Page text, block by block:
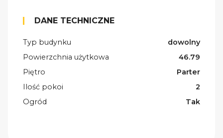
DANE TECHNICZNE
Typ budynku
dowolny
Powierzchnia użytkowa
46.79
Piętro
Parter
Ilość pokoi
2
Ogród
Tak